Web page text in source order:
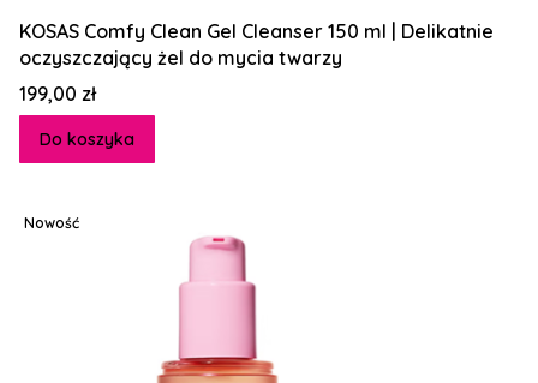
KOSAS Comfy Clean Gel Cleanser 150 ml | Delikatnie
oczyszczający żel do mycia twarzy
Cena
199,00 zł
Do koszyka
Nowość